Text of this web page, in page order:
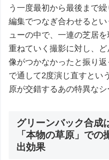
う一度最初から最後まで
編集でつなぎ合わせると
ューの中で、一連の芝居
重ねていく撮影に対し、
像がつかなかったと振り
で通して2度演じ直すとい
原が交錯するあの特異なシ
グリーンバック合成
「本物の草原」で
出効果